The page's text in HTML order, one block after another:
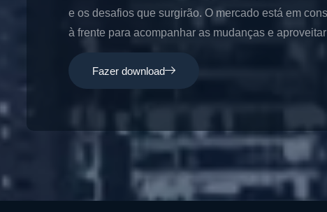
e os desafios que surgirão. O mercado está em
à frente para acompanhar as mudanças e
Fazer download